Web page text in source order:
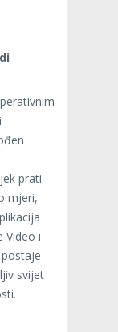
prati
mjeri,
Video i
svijet